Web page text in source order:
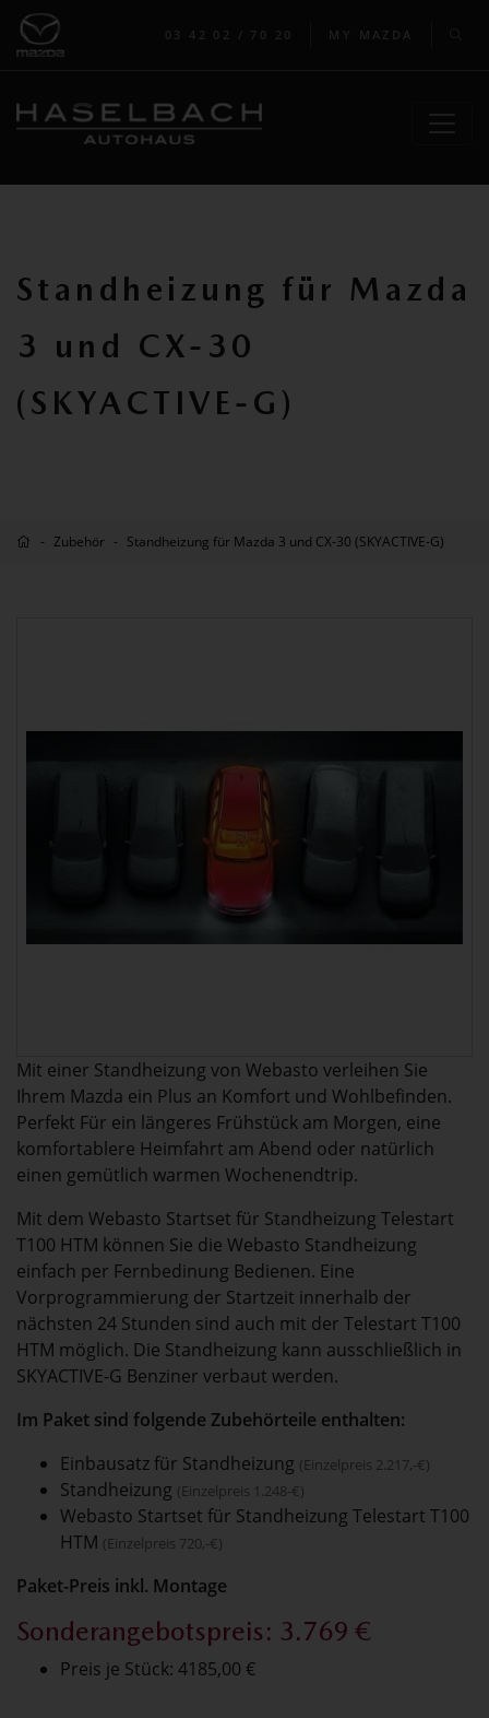
03 42 02 / 70 20 MY MAZDA
Standheizung für Mazda
3 und CX-30
(SKYACTIVE-G)
Zubehör Standheizung für Mazda 3 und CX-30 (SKYACTIVE-G)
Mit einer Standheizung von Webasto verleihen Sie
Ihrem Mazda ein Plus an Komfort und Wohlbefinden.
Perfekt Für ein längeres Frühstück am Morgen, eine
komfortablere Heimfahrt am Abend oder natürlich
einen gemütlich warmen Wochenendtrip.
Mit dem Webasto Startset für Standheizung Telestart
T100 HTM können Sie die Webasto Standheizung
einfach per Fernbedinung Bedienen. Eine
Vorprogrammierung der Startzeit innerhalb der
nächsten 24 Stunden sind auch mit der Telestart T100
HTM möglich. Die Standheizung kann ausschließlich in
SKYACTIVE-G Benziner verbaut werden.
Im Paket sind folgende Zubehörteile enthalten:
Einbausatz für Standheizung (Einzelpreis 2.217,-€)
Standheizung (Einzelpreis 1.248-€)
Webasto Startset für Standheizung Telestart T100
HTM (Einzelpreis 720,-€)
Paket-Preis inkl. Montage
Sonderangebotspreis: 3.769 €
Preis je Stück: 4185,00 €